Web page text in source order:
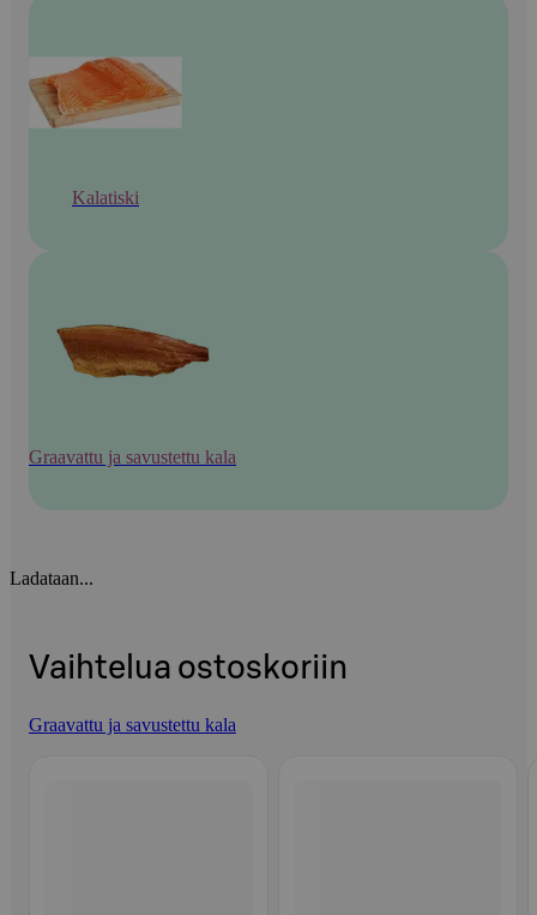
Kalatiski
Graavattu ja savustettu kala
Ladataan...
Vaihtelua ostoskoriin
Graavattu ja savustettu kala